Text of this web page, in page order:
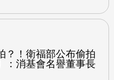
？！衛福部公布偷拍
：消基會名譽董事長